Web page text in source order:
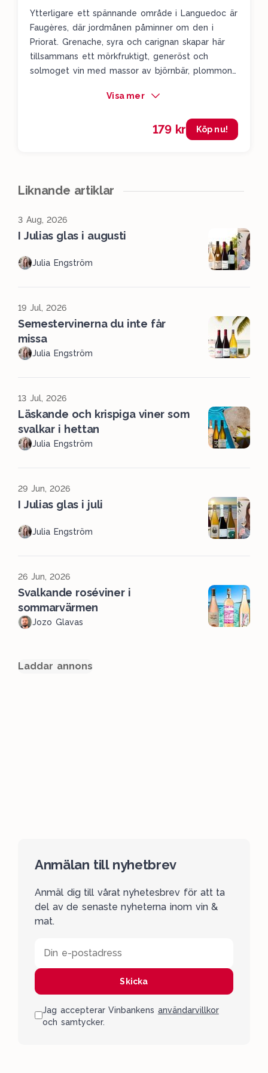
Ytterligare ett spännande område i Languedoc är
Faugères, där jordmånen påminner om den i
Priorat. Grenache, syra och carignan skapar här
tillsammans ett mörkfruktigt, generöst och
solmoget vin med massor av björnbär, plommon
en bit kött för att runda av strävheten.
Visa mer
179 kr Köp nu!
Liknande artiklar
3 Aug, 2026
I Julias glas i augusti
Julia Engström
19 Jul, 2026
Semestervinerna du inte får
missa
Julia Engström
13 Jul, 2026
Läskande och krispiga viner som
svalkar i hettan
Julia Engström
29 Jun, 2026
I Julias glas i juli
Julia Engström
26 Jun, 2026
Svalkande roséviner i
sommarvärmen
Jozo Glavas
Laddar annons
Anmälan till nyhetbrev
Anmäl dig till vårat nyhetesbrev för att ta
del av de senaste nyheterna inom vin &
mat.
Din e-postadress
Skicka
Jag accepterar Vinbankens användarvillkor
och samtycker.